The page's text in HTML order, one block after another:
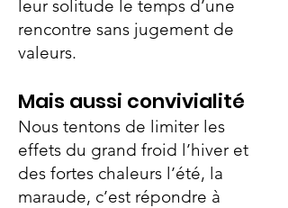
leur solitude le temps d’une
rencontre sans jugement de
valeurs.
Mais aussi convivialité
Nous tentons de limiter les
effets du grand froid l’hiver et
des fortes chaleurs l’été, la
maraude, c’est répondre à